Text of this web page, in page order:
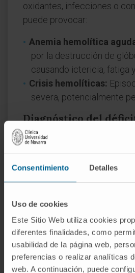
Consentimiento Detalles
Uso de cookies
Este Sitio Web utiliza cookies
diferentes finalidades, como
usabilidad de la página web,
preferencias o realizar analíticas
web. A continuación, puede
oxidantes, infecciones o
puede provocar:
Anemia hemolítica
por la destrucción de
causando ictericia, fatiga
Crisis hemolíticas:
severa, potencialmente
Diagnóstico del
El diagnóstico se basa en la
actividad de la G6PD en los
También se pueden realizar
genéticas para identificar
Importancia
glucosa-6-
deshidrogenasa